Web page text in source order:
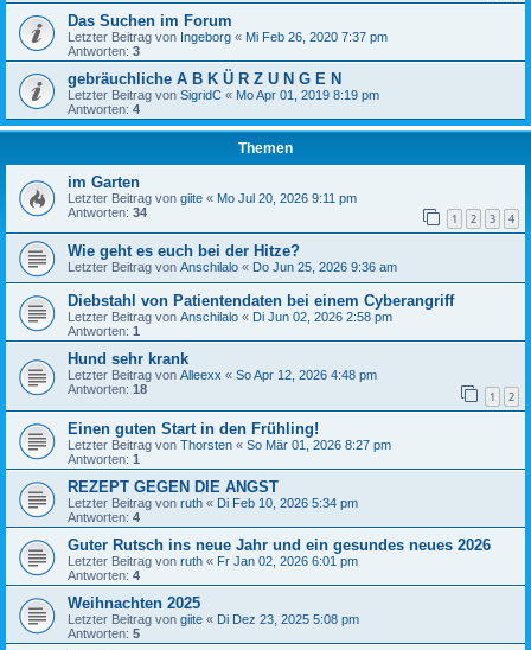
Das Suchen im Forum
Letzter Beitrag von Ingeborg « Mi Feb 26, 2020 7:37 pm
Antworten: 3
gebräuchliche A B K Ü R Z U N G E N
Letzter Beitrag von SigridC « Mo Apr 01, 2019 8:19 pm
Antworten: 4
Themen
im Garten
Letzter Beitrag von giite « Mo Jul 20, 2026 9:11 pm
Antworten: 34 1 2 3 4
Wie geht es euch bei der Hitze?
Letzter Beitrag von Anschilalo « Do Jun 25, 2026 9:36 am
Diebstahl von Patientendaten bei einem Cyberangriff
Letzter Beitrag von Anschilalo « Di Jun 02, 2026 2:58 pm
Antworten: 1
Hund sehr krank
Letzter Beitrag von Alleexx « So Apr 12, 2026 4:48 pm
Antworten: 18 1 2
Einen guten Start in den Frühling!
Letzter Beitrag von Thorsten « So Mär 01, 2026 8:27 pm
Antworten: 1
REZEPT GEGEN DIE ANGST
Letzter Beitrag von ruth « Di Feb 10, 2026 5:34 pm
Antworten: 4
Guter Rutsch ins neue Jahr und ein gesundes neues 2026
Letzter Beitrag von ruth « Fr Jan 02, 2026 6:01 pm
Antworten: 4
Weihnachten 2025
Letzter Beitrag von giite « Di Dez 23, 2025 5:08 pm
Antworten: 5